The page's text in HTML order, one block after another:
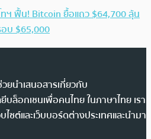
ฯ ฟื้น! Bitcoin ยื้อแถว $64,700 ลุ้น
บ $65,000
ยนำเสนอสารเกี่ยวกับ
บล็อกเชนเพื่อคนไทย ในภาษาไทย เรา
ซต์และเว็บบอร์ดต่างประเทศและนำมา